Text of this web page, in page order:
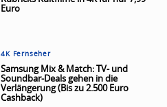
Euro
4K Fernseher
Samsung Mix & Match: TV- und
Soundbar-Deals gehen in die
Verlängerung (Bis zu 2.500 Euro
Cashback)